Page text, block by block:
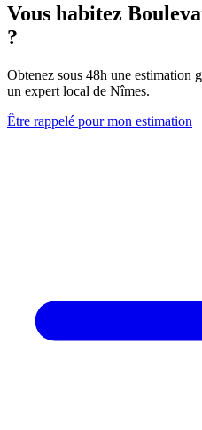
Vous habitez
?
Obtenez sous 48h une estimation
un expert local de Nîmes.
Être rappelé pour mon estimation